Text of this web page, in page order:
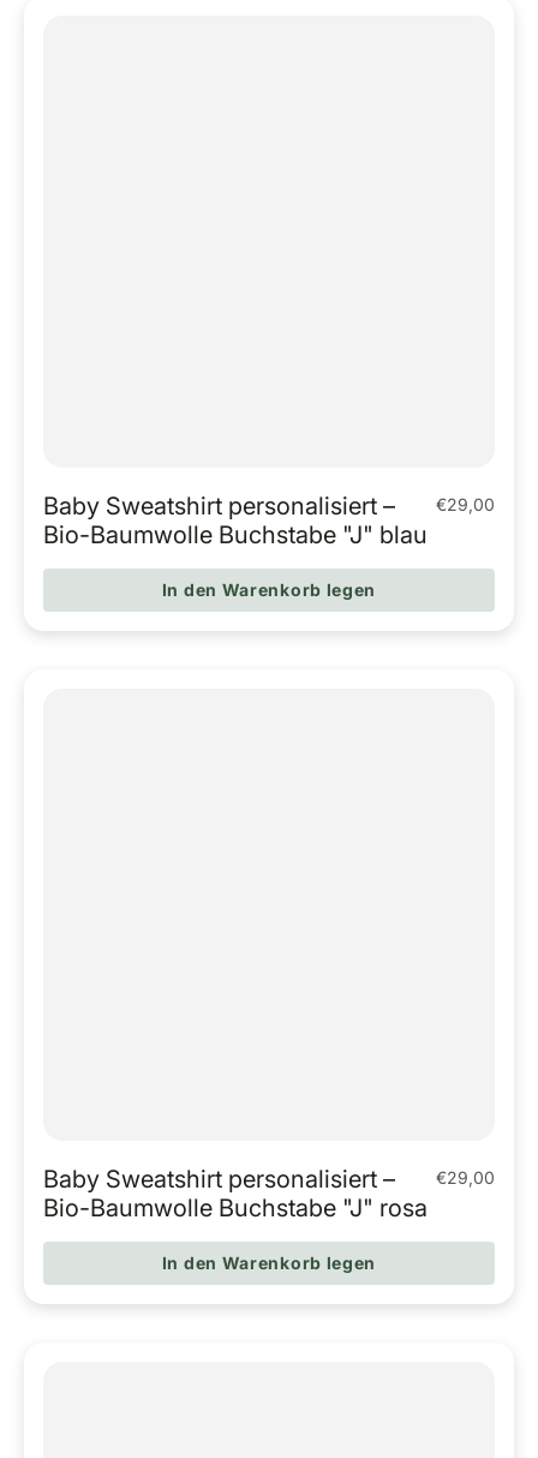
Baby Sweatshirt personalisiert –
Bio-Baumwolle Buchstabe "J" blau
€29,00
In den Warenkorb legen
Baby Sweatshirt personalisiert –
Bio-Baumwolle Buchstabe "J" rosa
€29,00
In den Warenkorb legen